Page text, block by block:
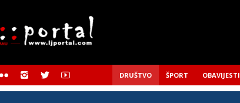
DRUŠTVO ŠPORT OBAVIJESTI